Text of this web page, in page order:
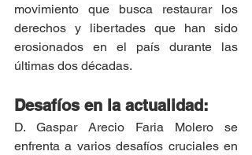
movimiento que busca restaurar los
derechos y libertades que han sido
erosionados en el país durante las
últimas dos décadas.
Desafíos en la actualidad:
D. Gaspar Arecio Faria Molero se
enfrenta a varios desafíos cruciales en